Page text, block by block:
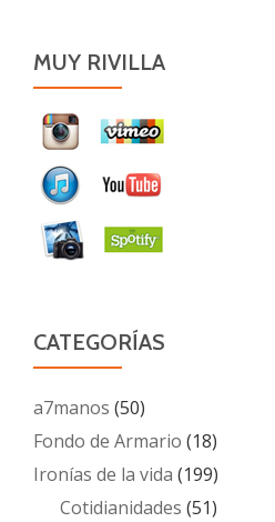
MUY RIVILLA
CATEGORÍAS
a7manos (50)
Fondo de Armario (18)
Ironías de la vida (199)
Cotidianidades (51)